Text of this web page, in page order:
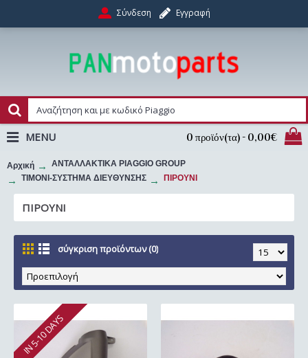
Σύνδεση Εγγραφή
0 προϊόν(τα) - 0,00€
MENU
Αρχική
ΑΝΤΑΛΛΑΚΤΙΚΑ PIAGGIO GROUP
ΤΙΜΟΝΙ-ΣΥΣΤΗΜΑ ΔΙΕΥΘΥΝΣΗΣ
ΠΙΡΟΥΝΙ
ΠΙΡΟΥΝΙ
σύγκριση προϊόντων (0)
IN 5-10 DAYS